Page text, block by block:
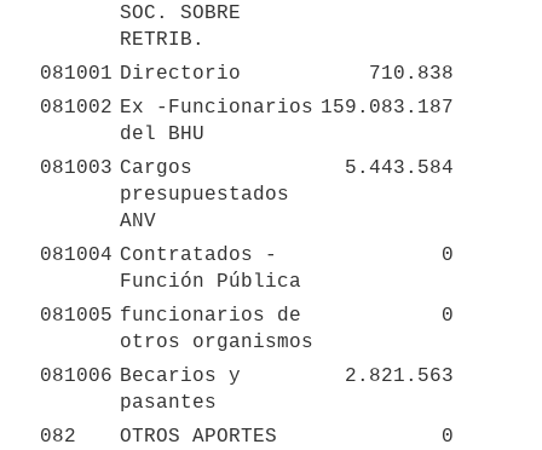
SOC. SOBRE
RETRIB.
081001 Directorio
710.838
081002 Ex -Funcionarios
del BHU
159.083.187
081003 Cargos
presupuestados
ANV
5.443.584
081004 Contratados -
Función Pública
0
081005 funcionarios de
otros organismos
0
081006 Becarios y
pasantes
2.821.563
082
OTROS APORTES
0